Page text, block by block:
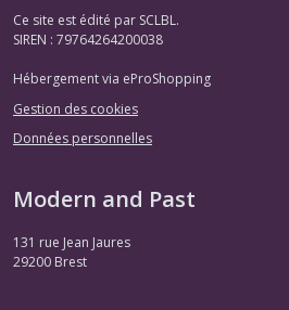
Ce site est édité par SCLBL.
SIREN : 79764264200038
Hébergement via eProShopping
Gestion des cookies
Données personnelles
Modern and Past
131 rue Jean Jaures
29200 Brest